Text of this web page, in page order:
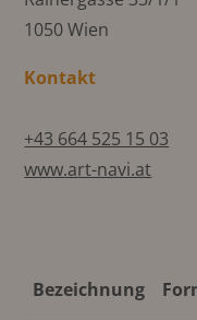
1050 Wien
Kontakt
+43 664 525 15 03
www.art-navi.at
Bezeichnung